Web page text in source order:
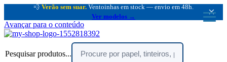
💨 Verão sem suar. Ventoinhas em stock — envio em 48h.
Ver modelos →
×
Avançar para o conteúdo
Pesquisar produtos...